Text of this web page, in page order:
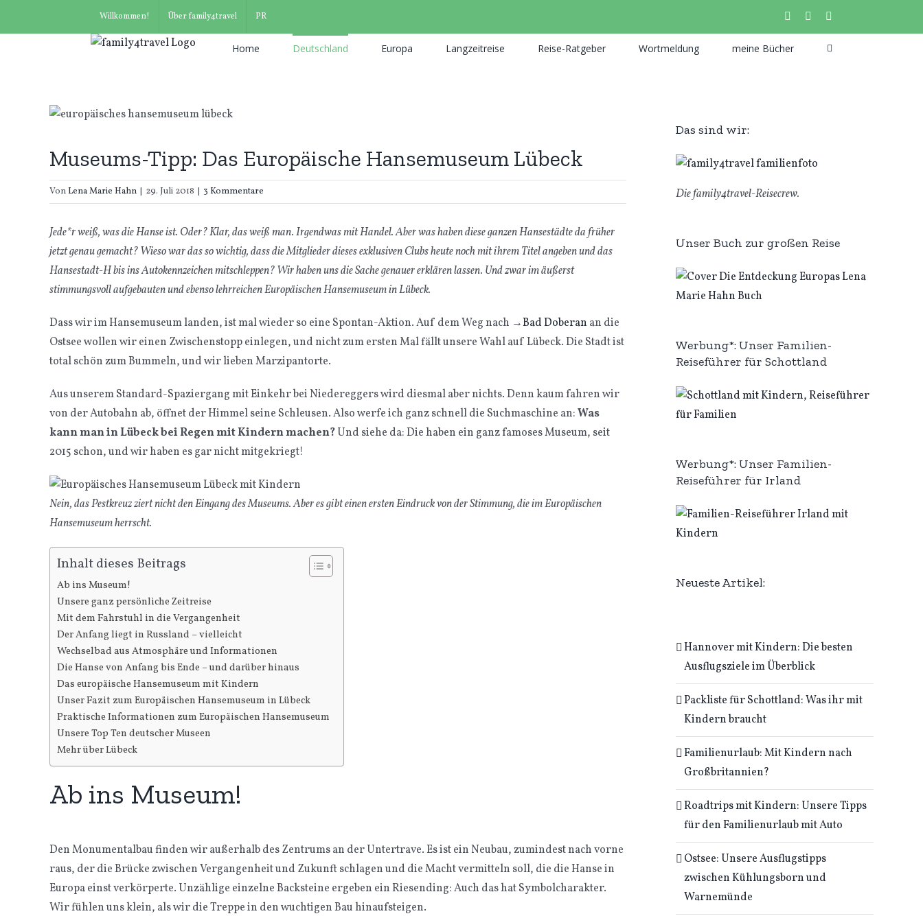
Willkommen! Über family4travel PR instagramfacebook
Home Deutschland Europa Langzeitreise Reise-Ratgeber Wortmeldung meine Bücher
Museums-Tipp: Das Europäische Hansemuseum Lübeck
VonLena Marie Hahn | 29. Juli 2018 | 3 Kommentare
Jede*r weiß, was die Hanse ist. Oder? Klar, das weiß man. Irgendwas mit Handel. Aber was haben diese ganzen Hansestädte da früher
jetzt genau gemacht? Wieso war das so wichtig, dass die Mitglieder dieses exklusiven Clubs heute noch mit ihrem Titel angeben und das
Hansestadt-H bis ins Autokennzeichen mitschleppen? Wir haben uns die Sache genauer erklären lassen. Und zwar im äußerst
stimmungsvoll aufgebauten und ebenso lehrreichen Europäischen Hansemuseum in Lübeck.
Dass wir im Hansemuseum landen, ist mal wieder so eine Spontan-Aktion. Auf dem Weg nach →Bad Doberan an die
Ostsee wollen wir einen Zwischenstopp einlegen, und nicht zum ersten Mal fällt unsere Wahl auf Lübeck. Die Stadt ist
total schön zum Bummeln, und wir lieben Marzipantorte.
Aus unserem Standard-Spaziergang mit Einkehr bei Niedereggers wird diesmal aber nichts. Denn kaum fahren wir
von der Autobahn ab, öffnet der Himmel seine Schleusen. Also werfe ich ganz schnell die Suchmaschine an:Was
kann man in Lübeck bei Regen mit Kindern machen?Und siehe da: Die haben ein ganz famoses Museum, seit
2015 schon, und wir haben es gar nicht mitgekriegt!
Nein, das Pestkreuz ziert nicht den Eingang des Museums. Aber es gibt einen ersten Eindruck von der Stimmung, die im Europäischen
Hansemuseum herrscht.
Inhalt dieses Beitrags
Ab ins Museum!
Unsere ganz persönliche Zeitreise
Mit dem Fahrstuhl in die Vergangenheit
Der Anfang liegt in Russland – vielleicht
Wechselbad aus Atmosphäre und Informationen
Die Hanse von Anfang bis Ende – und darüber hinaus
Das europäische Hansemuseum mit Kindern
Unser Fazit zum Europäischen Hansemuseum in Lübeck
Praktische Informationen zum Europäischen Hansemuseum
Unsere Top Ten deutscher Museen
Mehr über Lübeck
Ab ins Museum!
Den Monumentalbau finden wir außerhalb des Zentrums an der Untertrave. Es ist ein Neubau, zumindest nach vorne
raus, der die Brücke zwischen Vergangenheit und Zukunft schlagen und die Macht vermitteln soll, die die Hanse in
Europa einst verkörperte. Unzählige einzelne Backsteine ergeben ein Riesending: Auch das hat Symbolcharakter.
Wir fühlen uns klein, als wir die Treppe in den wuchtigen Bau hinaufsteigen.
Das sind wir:
Die family4travel-Reisecrew.
Unser Buch zur großen Reise
Werbung*: Unser Familien-
Reiseführer für Schottland
Werbung*: Unser Familien-
Reiseführer für Irland
Neueste Artikel:
Hannover mit Kindern: Die besten
Ausflugsziele im Überblick
Packliste für Schottland: Was ihr mit
Kindern braucht
Familienurlaub: Mit Kindern nach
Großbritannien?
Roadtrips mit Kindern: Unsere Tipps
für den Familienurlaub mit Auto
Ostsee: Unsere Ausflugstipps
zwischen Kühlungsborn und
Warnemünde